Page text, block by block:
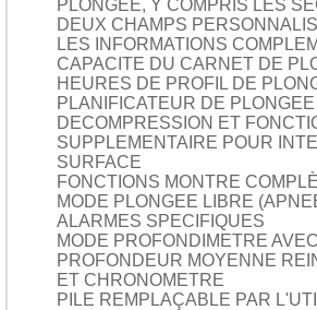
PLONGEE, Y COMPRIS LES
DEUX CHAMPS
LES INFORMATIONS
CAPACITE DU CARNET DE
HEURES DE PROFIL DE
PLANIFICATEUR DE PLONGEE
DECOMPRESSION ET
SUPPLEMENTAIRE POUR
SURFACE
FONCTIONS MONTRE
MODE PLONGEE LIBRE
ALARMES SPECIFIQUES
MODE PROFONDIMETRE AVEC
PROFONDEUR MOYENNE
ET CHRONOMETRE
PILE REMPLAÇABLE PAR